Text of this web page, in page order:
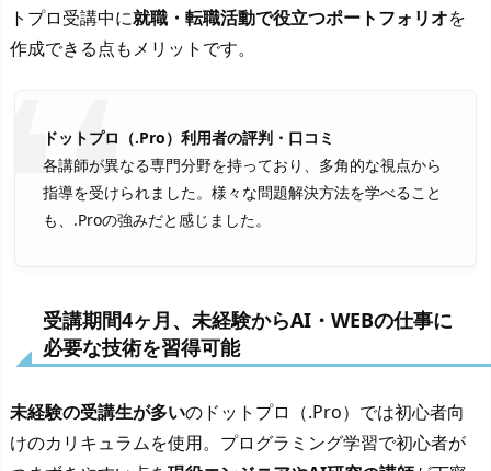
トプロ受講中に就職・転職活動で役立つポートフォリオを
作成できる点もメリットです。
ドットプロ（.Pro）利用者の評判・口コミ
各講師が異なる専門分野を持っており、多角的な視点から
指導を受けられました。様々な問題解決方法を学べること
も、.Proの強みだと感じました。
受講期間4ヶ月、未経験からAI・WEBの仕事に
必要な技術を習得可能
未経験の受講生が多いのドットプロ（.Pro）では初心者向
けのカリキュラムを使用。プログラミング学習で初心者が